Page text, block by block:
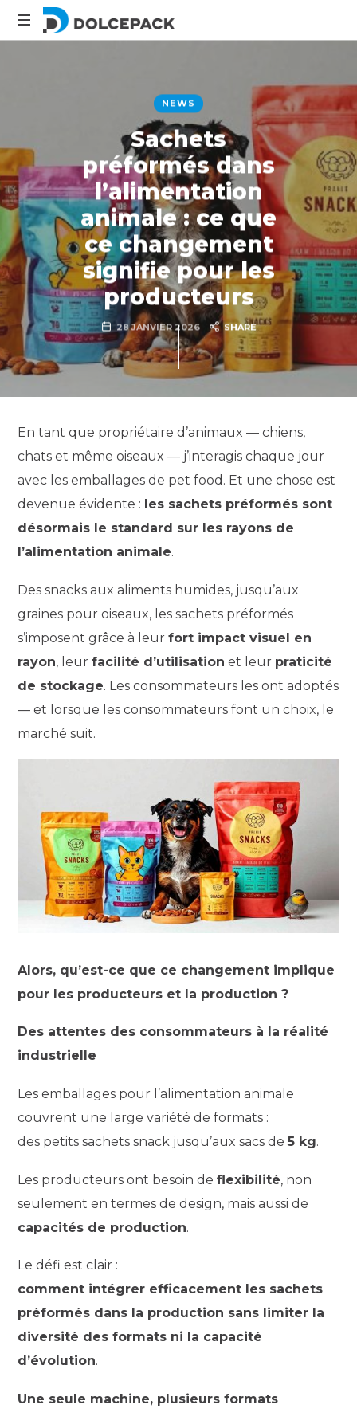
DolcePack
NEWS
Sachets
préformés dans
l’alimentation
animale : ce que
ce changement
signifie pour les
producteurs
28 JANVIER 2026 SHARE
En tant que propriétaire d’animaux — chiens,
chats et même oiseaux — j’interagis chaque jour
avec les emballages de pet food. Et une chose est
devenue évidente : les sachets préformés sont
désormais le standard sur les rayons de
l’alimentation animale.
Des snacks aux aliments humides, jusqu’aux
graines pour oiseaux, les sachets préformés
s’imposent grâce à leurfort impact visuel en
rayon, leurfacilité d’utilisation et leur praticité
de stockage. Les consommateurs les ont adoptés
— et lorsque les consommateurs font un choix, le
marché suit.
Alors, qu’est-ce que ce changement implique
pour les producteurs et la production ?
Des attentes des consommateurs à la réalité
industrielle
Les emballages pour l’alimentation animale
couvrent une large variété de formats :
des petits sachets snack jusqu’aux sacs de5 kg.
Les producteurs ont besoin deflexibilité, non
seulement en termes de design, mais aussi de
capacités de production.
Le défi est clair :
comment intégrer efficacement les sachets
préformés dans la production sans limiter la
diversité des formats ni la capacité
d’évolution.
Une seule machine, plusieurs formats